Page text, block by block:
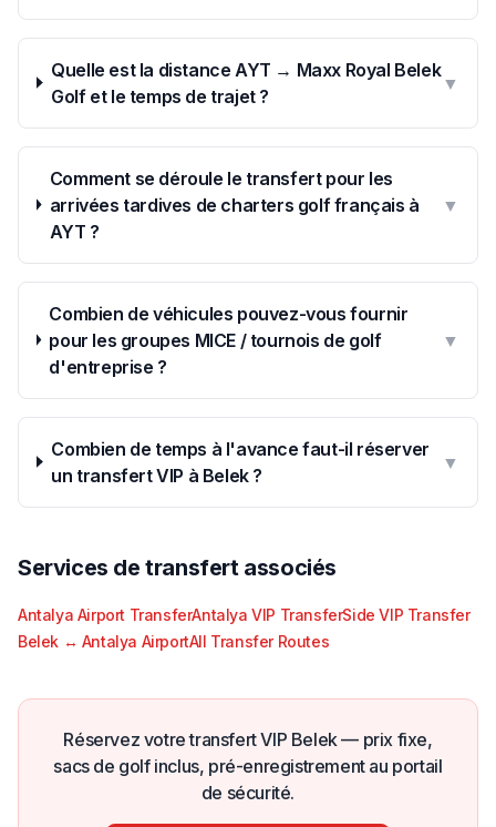
Quelle est la distance AYT → Maxx Royal Belek
Golf et le temps de trajet ?
▼
Comment se déroule le transfert pour les
arrivées tardives de charters golf français à
AYT ?
▼
Combien de véhicules pouvez-vous fournir
pour les groupes MICE / tournois de golf
d'entreprise ?
▼
Combien de temps à l'avance faut-il réserver
un transfert VIP à Belek ?
▼
Services de transfert associés
Antalya Airport TransferAntalya VIP TransferSide VIP Transfer
Belek ↔ Antalya AirportAll Transfer Routes
Réservez votre transfert VIP Belek — prix fixe,
sacs de golf inclus, pré-enregistrement au portail
de sécurité.